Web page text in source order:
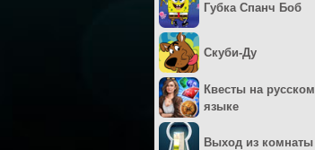
Губка Спанч Боб
Скуби-Ду
Квесты на русском
языке
Выход из комнаты